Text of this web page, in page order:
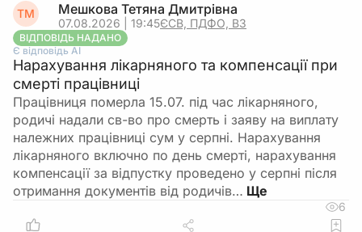
ТМ Мешкова Тетяна Дмитрівна
07.08.2026 | 19:45ЄСВ, ПДФО, ВЗ
ВІДПОВІДЬ НАДАНО
Є відповідь АІ
Нарахування лікарняного та компенсації при
смерті працівниці
Працівниця померла 15.07. під час лікарняного,
родичі надали св-во про смерть і заяву на виплату
належних працівниці сум у серпні. Нарахування
лікарняного включно по день смерті, нарахування
компенсації за відпустку проведено у серпні після
отримання документів від родичів…
6